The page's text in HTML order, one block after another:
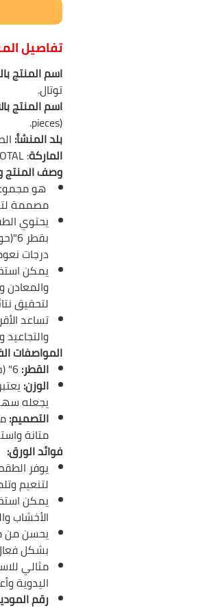
تفاصيل
اسم المنتج
توتال.
اسم المنتج
pieces).
بلد المنشأ:
الماركة: TOTAL.
وصف المنتج
هو
مصممة
درجات
يمكن
والمعادن
لتحقيق
تساعد
المواصفات
القطر:
الوزن:
يجعله
التصميم:
متانة
فوائد الورق:
يوفر
لتنعيم
يمكن
الأخشاب
يحسن من
بشكل
مثالي
اليدوية
رقم